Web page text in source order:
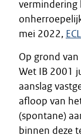
vermindering
mei 2022,
Op grond
Wet IB 2001
aanslag
afloop van
(spontane)
binnen deze